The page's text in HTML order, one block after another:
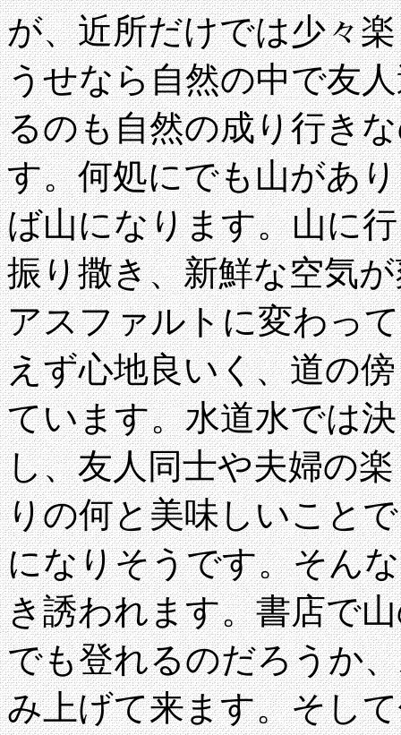
が、近所だけでは少々
うせなら自然の中で友
るのも自然の成り行き
す。何処にでも山があ
ば山になります。山に
振り撒き、新鮮な空気
アスファルトに変わっ
えず心地良いく、道の
ています。水道水では
し、友人同士や夫婦の
りの何と美味しいこと
になりそうです。そん
き誘われます。書店で
でも登れるのだろうか
み上げて来ます。そし